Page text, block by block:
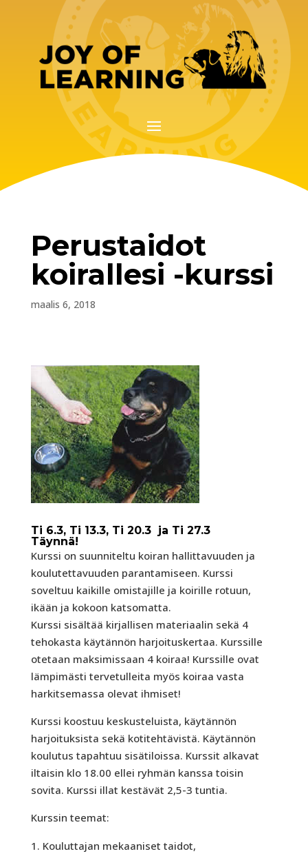
Perustaidot
koirallesi -kurssi
maalis 6, 2018
Ti 6.3, Ti 13.3, Ti 20.3 ja Ti 27.3
Täynnä!
Kurssi on suunniteltu koiran hallittavuuden ja
koulutettavuuden parantamiseen. Kurssi
soveltuu kaikille omistajille ja koirille rotuun,
ikään ja kokoon katsomatta.
Kurssi sisältää kirjallisen materiaalin sekä 4
tehokasta käytännön harjoituskertaa. Kurssille
otetaan maksimissaan 4 koiraa! Kurssille ovat
lämpimästi tervetulleita myös koiraa vasta
harkitsemassa olevat ihmiset!
Kurssi koostuu keskusteluista, käytännön
harjoituksista sekä kotitehtävistä. Käytännön
koulutus tapahtuu sisätiloissa. Kurssit alkavat
iltaisin klo 18.00 ellei ryhmän kanssa toisin
sovita. Kurssi illat kestävät 2,5-3 tuntia.
Kurssin teemat:
Kouluttajan mekaaniset taidot,